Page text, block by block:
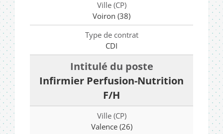
Voiron (38)
CDI
Infirmier Perfusion-Nutrition
F/H
Valence (26)